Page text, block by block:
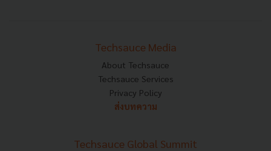
Techsauce Media
About Techsauce
Techsauce Services
Privacy Policy
ส่งบทความ
Techsauce Global Summit